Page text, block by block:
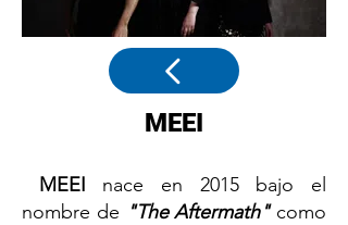
MEEI
MEEI nace en 2015 bajo el
nombre de "The Aftermath"como